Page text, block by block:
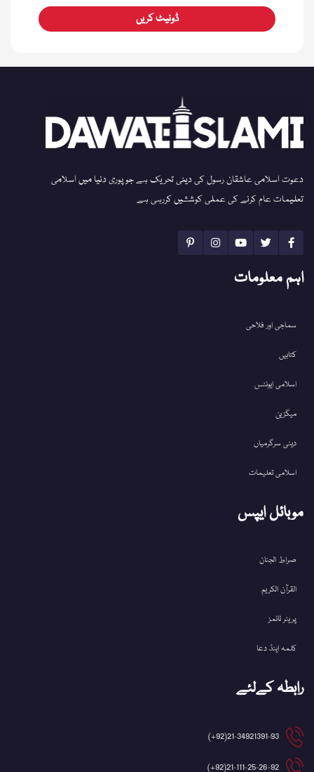
ڈونیٹ کریں
دعوت اسلامی عاشقان رسول کی دینی تحریک ہے جو پوری دنیا میں اسلامی
تعلیمات عام کرنے کی عملی کوششیں کررہی ہے
اہم معلومات
سماجی اور فلاحی
کتابیں
اسلامی ایونٹس
میگزین
دینی سرگرمیاں
اسلامی تعلیمات
موبائل ایپس
صراط الجنان
القرآن الکریم
پریئر ٹائمز
کلمہ اینڈ دعا
رابطہ کےلئے
21-34921391-93(92+)
21-111-25-26-92(92+)